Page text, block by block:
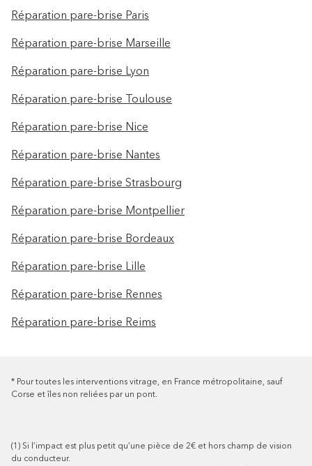
Réparation pare-brise Paris
Réparation pare-brise Marseille
Réparation pare-brise Lyon
Réparation pare-brise Toulouse
Réparation pare-brise Nice
Réparation pare-brise Nantes
Réparation pare-brise Strasbourg
Réparation pare-brise Montpellier
Réparation pare-brise Bordeaux
Réparation pare-brise Lille
Réparation pare-brise Rennes
Réparation pare-brise Reims
* Pour toutes les interventions vitrage, en France métropolitaine, sauf
Corse et îles non reliées par un pont.
(1) Si l’impact est plus petit qu’une pièce de 2€ et hors champ de vision
du conducteur.